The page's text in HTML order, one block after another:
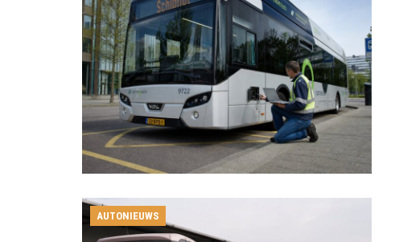
AUTONIEUWS